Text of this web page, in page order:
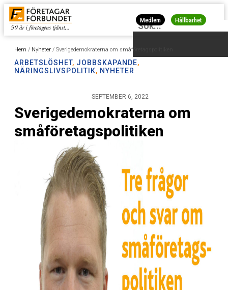
Medlem Hållbarhet
Hem / Nyheter / Sverigedemokraterna om småföretagspolitiken
ARBETSLÖSHET, JOBBSKAPANDE,
NÄRINGSLIVSPOLITIK, NYHETER
SEPTEMBER 6, 2022
Sverigedemokraterna om
småföretagspolitiken